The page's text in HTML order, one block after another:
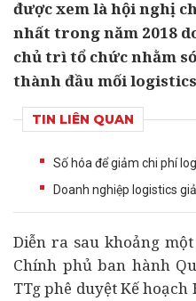
được xem là hội nghị
nhất trong năm 2018
chủ trì tổ chức nhằm
thành đầu mối
TIN LIÊN QUAN
Số hóa để giảm chi phí
Doanh nghiệp logistics
Diễn ra sau khoảng
Chính phủ ban hành
TTg phê duyệt Kế